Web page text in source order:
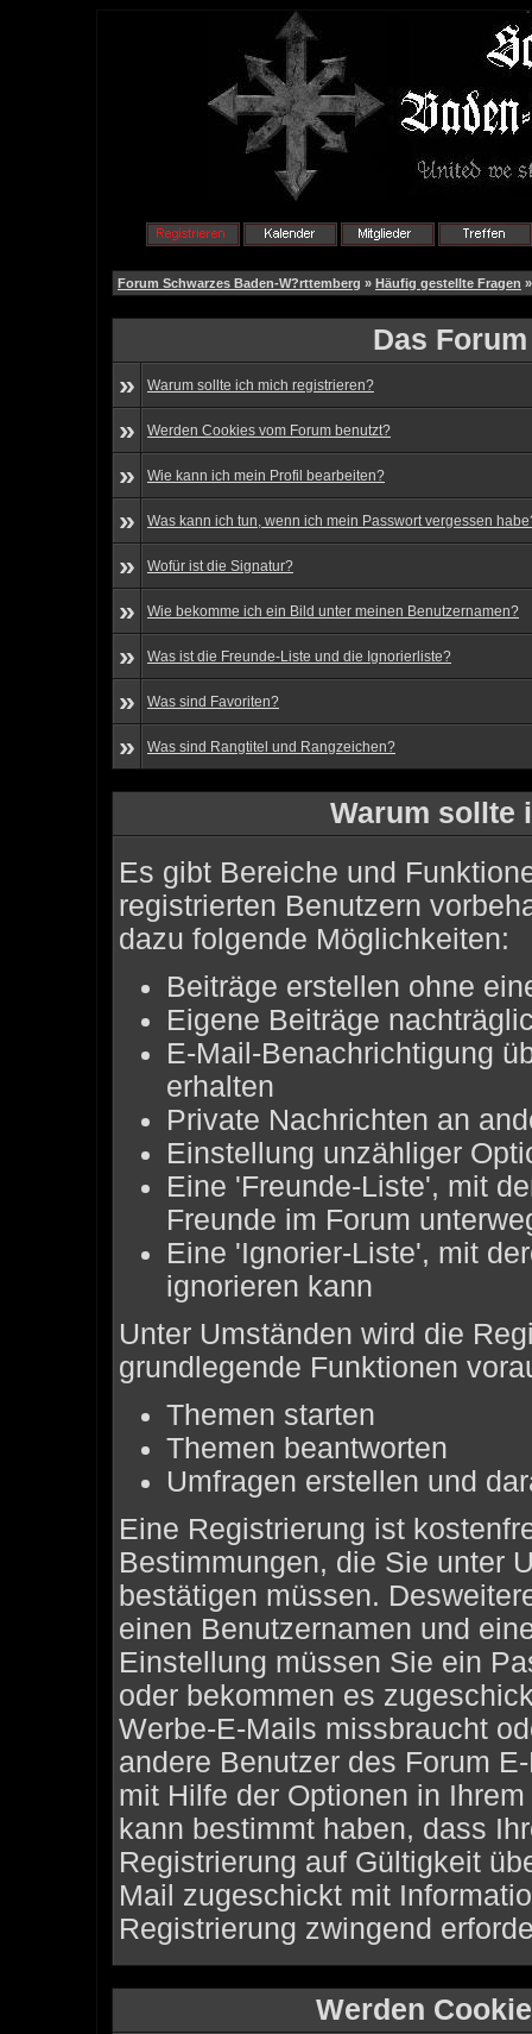
Forum Schwarzes Baden-W?rttemberg » Häufig gestellte Fragen
Das
»
Warum sollte ich mich registrieren?
» Werden Cookies vom Forum benutzt?
» Wie kann ich mein Profil bearbeiten?
» Was kann ich tun, wenn ich mein Passwort vergessen
» Wofür ist die Signatur?
» Wie bekomme ich ein Bild unter meinen Benutzernamen?
» Was ist die Freunde-Liste und die Ignorierliste?
» Was sind Favoriten?
» Was sind Rangtitel und Rangzeichen?
Warum sollte
Es gibt Bereiche und
registrierten Benutzern
dazu folgende Möglichkeiten:
Beiträge erstellen ohne
Eigene Beiträge
E-Mail-Benachrichtigung
erhalten
Private Nachrichten an
Einstellung unzähliger
Eine 'Freunde-Liste', mit
Freunde im Forum
Eine 'Ignorier-Liste', mit
ignorieren kann
Unter Umständen wird die
grundlegende Funktionen
Themen starten
Themen beantworten
Umfragen erstellen und
Eine Registrierung ist
Bestimmungen, die Sie unter
bestätigen müssen.
einen Benutzernamen und
Einstellung müssen Sie ein
oder bekommen es
Werbe-E-Mails missbraucht
andere Benutzer des Forum
mit Hilfe der Optionen in
kann bestimmt haben, dass
Registrierung auf Gültigkeit
Mail zugeschickt mit
Registrierung zwingend
Werden